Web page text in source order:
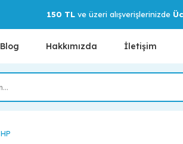
150 TLve üzeri alışverişlerinizde
Blog Hakkımızda İletişim
HP